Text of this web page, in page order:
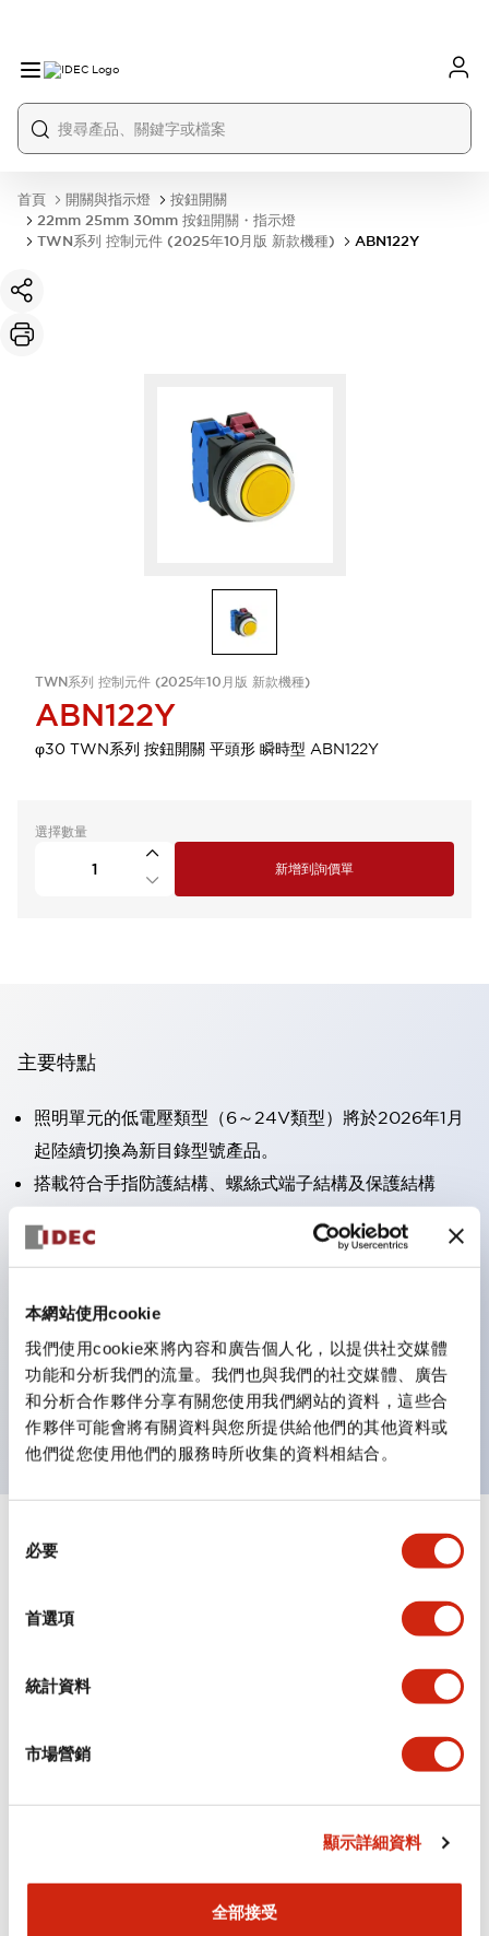
本網站使用cookie
我們使用cookie來將內容和廣告個人化，以提供社交媒體
功能和分析我們的流量。我們也與我們的社交媒體、廣告
和分析合作夥伴分享有關您使用我們網站的資料，這些合
作夥伴可能會將有關資料與您所提供給他們的其他資料或
他們從您使用他們的服務時所收集的資料相結合。
必要
首選項
統計資料
市場營銷
顯示詳細資料
全部接受
首頁 開關與指示燈
按鈕開關
22mm 25mm 30mm 按鈕開關・指示燈
TWN系列 控制元件 (2025年10月版 新款機種)
ABN122Y
TWN系列 控制元件 (2025年10月版 新款機種)
ABN122Y
φ30 TWN系列 按鈕開關 平頭形 瞬時型 ABN122Y
選擇數量
新增到詢價單
主要特點
照明單元的低電壓類型（6～24V類型）將於2026年1月
起陸續切換為新目錄型號產品。
搭載符合手指防護結構、螺絲式端子結構及保護結構
可搭載高電壓類型的LED燈泡，直接型的額定使用電壓
一顆LED燈泡（LSRD燈泡）即可表現六種顏色。過去分
別為每種顏色設計的LED燈泡，現在可用一顆單色LED
燈泡來表現各種顏色。
主要機種具備UL、CSA認證及符合EN標準。
規格 顯示全部 +